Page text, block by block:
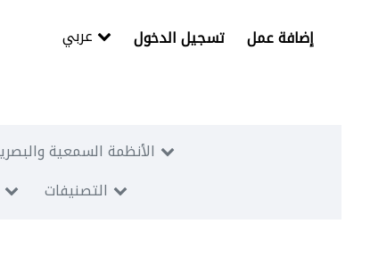
تسجيل الدخول إضافة عمل
الأنظمة السمعية
التصنيفات